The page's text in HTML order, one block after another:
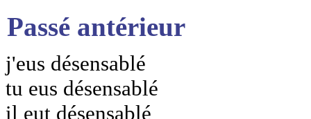
Passé antérieur
j'eus désensablé
tu eus désensablé
il eut désensablé